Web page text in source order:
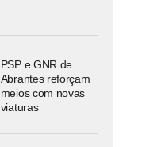
PSP e GNR de
Abrantes reforçam
meios com novas
viaturas